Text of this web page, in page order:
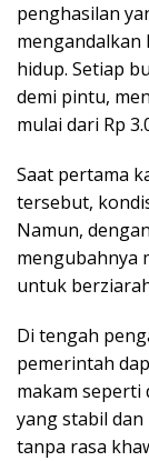
penghasilan
hidup. Setiap
demi pintu,
mulai dari Rp
Saat pertama
tersebut,
Namun,
mengubahnya
untuk
Di tengah
pemerintah
makam seperti
yang stabil
tanpa rasa